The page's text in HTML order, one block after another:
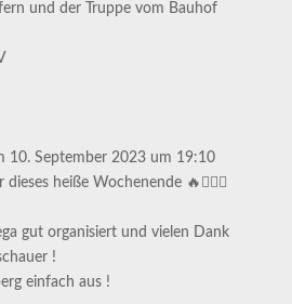
und der Truppe vom Bauhof
10. September 2023 um 19:10
heiße Wochenende 🔥🏃🏻‍♀️
gut organisiert und vielen Dank
!
einfach aus !